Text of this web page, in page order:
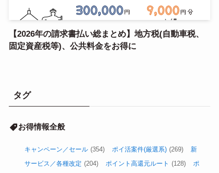
【2026年の請求書払い総まとめ】地方税(自動車税、
固定資産税等)、公共料金をお得に
タグ
お得情報全般
キャンペーン／セール (354) ポイ活案件(厳選系) (269)
新
サービス／各種改定 (204) ポイント高還元ルート (128)
ポ